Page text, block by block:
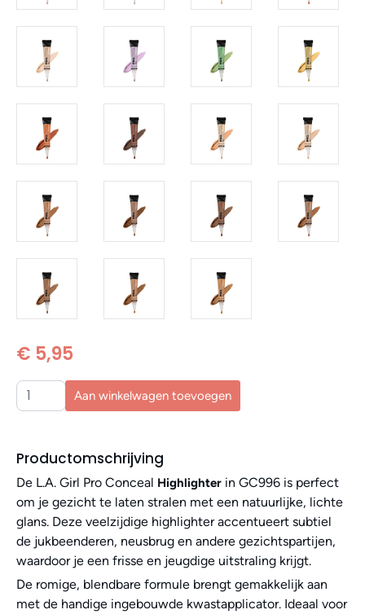
€ 5,95
Aan winkelwagen toevoegen
Productomschrijving
De L.A. Girl Pro Conceal Highlighter in GC996 is perfect
om je gezicht te laten stralen met een natuurlijke, lichte
glans. Deze veelzijdige highlighter accentueert subtiel
de jukbeenderen, neusbrug en andere gezichtspartijen,
waardoor je een frisse en jeugdige uitstraling krijgt.
De romige, blendbare formule brengt gemakkelijk aan
met de handige ingebouwde kwastapplicator. Ideaal voor